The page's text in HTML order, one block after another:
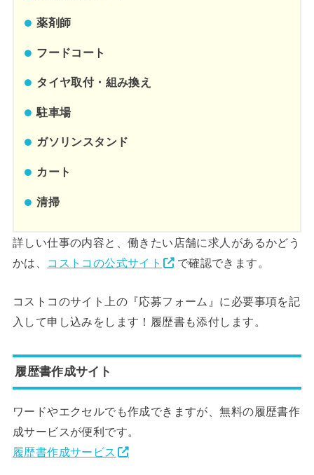
薬剤師
フードコート
タイヤ取付・組み換え
駐車場
ガソリンスタンド
カート
清掃
詳しい仕事の内容と、働きたい店舗に求人があるかどう
かは、
コストコの公式サイト で確認できます。
コストコのサイト上の『応募フォーム』に必要事項を記
入して申し込みをします！履歴書も添付します。
履歴書作成サイト
ワードやエクセルでも作成できますが、無料の履歴書作
成サービスが便利です。
履歴書作成サービス